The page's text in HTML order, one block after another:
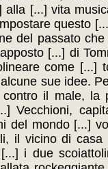
alla [...] vita
questo
del passato
[...] di
come [...]
sue idee.
il male, la
Vecchioni,
del mondo [...]
il vicino di
i due